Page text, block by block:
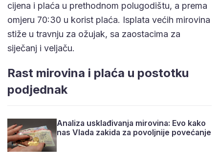
cijena i plaća u prethodnom polugodištu, a prema
omjeru 70:30 u korist plaća. Isplata većih mirovina
stiže u travnju za ožujak, sa zaostacima za
siječanj i veljaču.
Rast mirovina i plaća u postotku
podjednak
Analiza usklađivanja mirovina: Evo kako
nas Vlada zakida za povoljnije povećanje